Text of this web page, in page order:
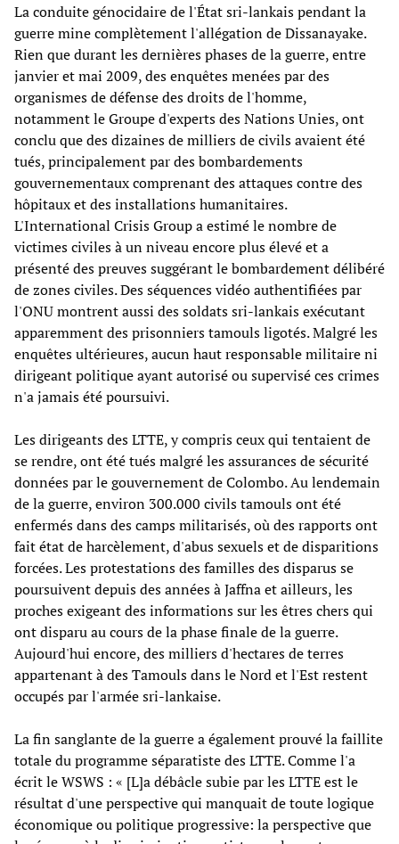
La conduite génocidaire de l'État sri-lankais pendant la
guerre mine complètement l'allégation de Dissanayake.
Rien que durant les dernières phases de la guerre, entre
janvier et mai 2009, des enquêtes menées par des
organismes de défense des droits de l'homme,
notamment le Groupe d'experts des Nations Unies, ont
conclu que des dizaines de milliers de civils avaient été
tués, principalement par des bombardements
gouvernementaux comprenant des attaques contre des
hôpitaux et des installations humanitaires.
L'International Crisis Group a estimé le nombre de
victimes civiles à un niveau encore plus élevé et a
présenté des preuves suggérant le bombardement délibéré
de zones civiles. Des séquences vidéo authentifiées par
l'ONU montrent aussi des soldats sri-lankais exécutant
apparemment des prisonniers tamouls ligotés. Malgré les
enquêtes ultérieures, aucun haut responsable militaire ni
dirigeant politique ayant autorisé ou supervisé ces crimes
n'a jamais été poursuivi.
Les dirigeants des LTTE, y compris ceux qui tentaient de
se rendre, ont été tués malgré les assurances de sécurité
données par le gouvernement de Colombo. Au lendemain
de la guerre, environ 300.000 civils tamouls ont été
enfermés dans des camps militarisés, où des rapports ont
fait état de harcèlement, d'abus sexuels et de disparitions
forcées. Les protestations des familles des disparus se
poursuivent depuis des années à Jaffna et ailleurs, les
proches exigeant des informations sur les êtres chers qui
ont disparu au cours de la phase finale de la guerre.
Aujourd'hui encore, des milliers d'hectares de terres
appartenant à des Tamouls dans le Nord et l'Est restent
occupés par l'armée sri-lankaise.
La fin sanglante de la guerre a également prouvé la faillite
totale du programme séparatiste des LTTE. Comme l'a
écrit le WSWS : « [L]a débâcle subie par les LTTE est le
résultat d'une perspective qui manquait de toute logique
économique ou politique progressive: la perspective que